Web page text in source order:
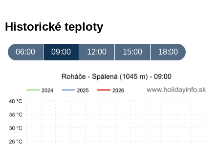
Historické teploty
06:00 09:00 12:00 15:00 18:00